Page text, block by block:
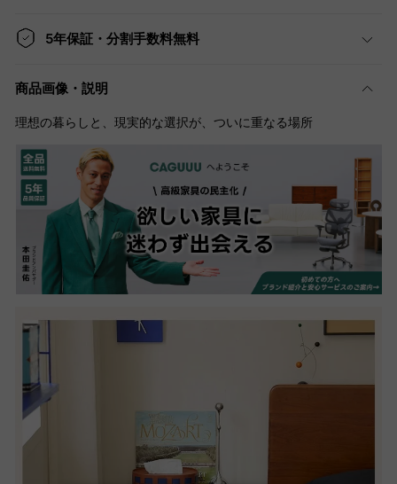
5年保証・分割手数料無料
商品画像・説明
理想の暮らしと、現実的な選択が、ついに重なる場所